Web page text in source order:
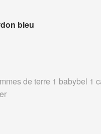
bleu
de terre 1 babybel 1